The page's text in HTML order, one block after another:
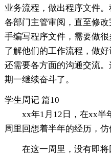
业务流程，做出程序文件
各部门主管审阅，直至修
手编写程序文件，需要做
了解他们的工作流程，做
还需要各方面的沟通交流
期一继续奋斗了。
学生周记 篇10
xx年1月12日，在xx半
周里回想着半年的经历，仿
在这一周里，没有即